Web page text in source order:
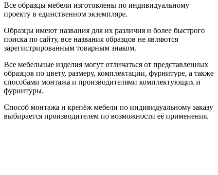
Все образцы мебели изготовлены по индивидуальному
проекту в единственном экземпляре.
Образцы имеют названия для их различия и более быстрого
поиска по сайту, все названия образцов не являются
зарегистрированным товарным знаком.
Все мебельные изделия могут отличаться от представленных
образцов по цвету, размеру, комплектации, фурнитуре, а также
способами монтажа и производителями комплектующих и
фурнитуры.
Способ монтажа и крепёж мебели по индивидуальному заказу
выбирается производителем по возможности её применения.